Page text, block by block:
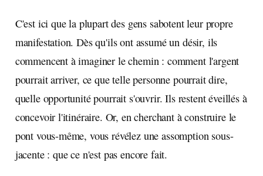
C'est ici que la plupart des gens sabotent leur propre
manifestation. Dès qu'ils ont assumé un désir, ils
commencent à imaginer le chemin : comment l'argent
pourrait arriver, ce que telle personne pourrait dire,
quelle opportunité pourrait s'ouvrir. Ils restent éveillés à
concevoir l'itinéraire. Or, en cherchant à construire le
pont vous-même, vous révélez une assomption sous-
jacente : que ce n'est pas encore fait.